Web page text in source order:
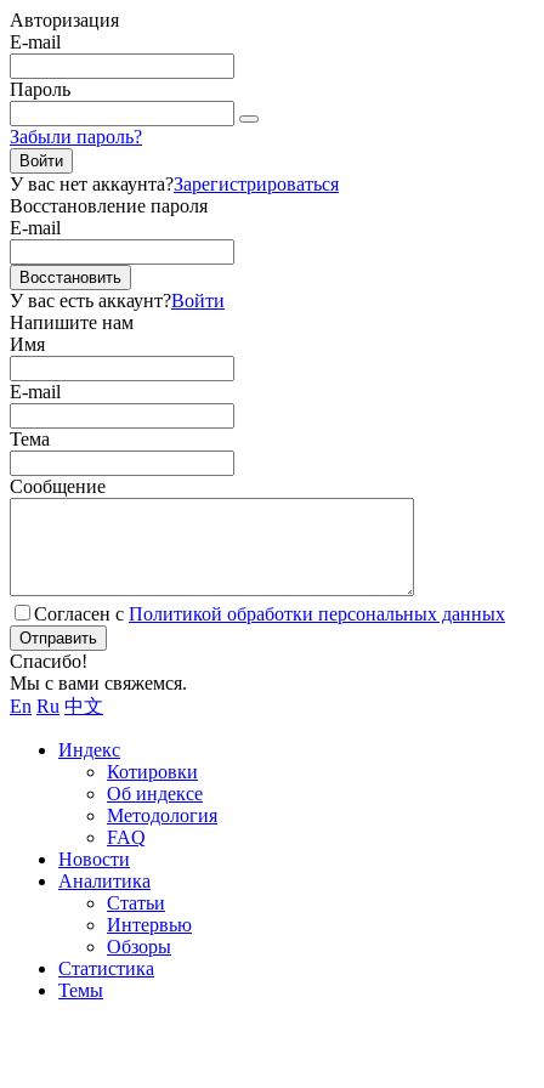
Авторизация
E-mail
Пароль
Забыли пароль?
Войти
У вас нет аккаунта?Зарегистрироваться
Восстановление пароля
E-mail
Восстановить
У вас есть аккаунт?Войти
Напишите нам
Имя
E-mail
Тема
Сообщение
Согласен с Политикой обработки персональных данных
Отправить
Спасибо!
Мы с вами свяжемся.
En Ru 中文
Индекс
Котировки
Об индексе
Методология
FAQ
Новости
Аналитика
Статьи
Интервью
Обзоры
Статистика
Темы